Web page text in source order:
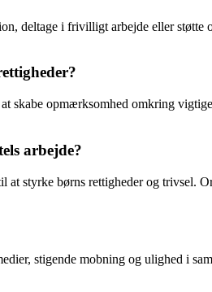
deltage i frivilligt arbejde eller
skabe opmærksomhed omkring
arbejde?
styrke børns rettigheder og trivsel.
stigende mobning og ulighed i